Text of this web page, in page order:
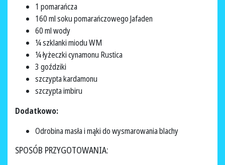
1 pomarańcza
160 ml soku pomarańczowego Jafaden
60 ml wody
¼ szklanki miodu WM
¼ łyżeczki cynamonu Rustica
3 goździki
szczypta kardamonu
szczypta imbiru
Dodatkowo:
Odrobina masła i mąki do wysmarowania blachy
SPOSÓB PRZYGOTOWANIA: